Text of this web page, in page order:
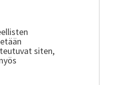
siten,